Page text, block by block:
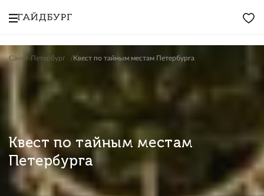
Санкт-Петербург Квест по тайным местам Петербурга
Квест по тайным местам
Петербурга